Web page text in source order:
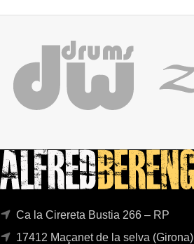
Ca la Cirereta Bustia 266 – RP
17412 Maçanet de la selva (Girona)